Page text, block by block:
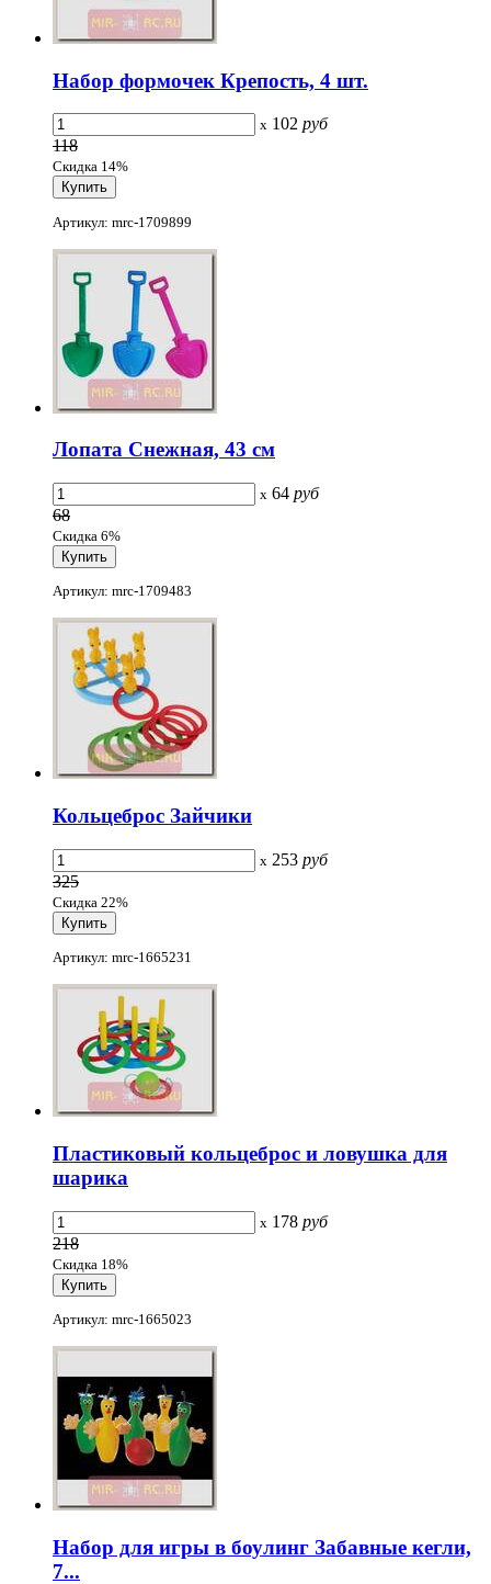
Набор формочек Крепость, 4 шт.
x 102 руб
118
Скидка 14%
Артикул: mrc-1709899
Лопата Снежная, 43 см
x 64 руб
68
Скидка 6%
Артикул: mrc-1709483
Кольцеброс Зайчики
x 253 руб
325
Скидка 22%
Артикул: mrc-1665231
Пластиковый кольцеброс и ловушка для
шарика
x 178 руб
218
Скидка 18%
Артикул: mrc-1665023
Набор для игры в боулинг Забавные кегли,
7...